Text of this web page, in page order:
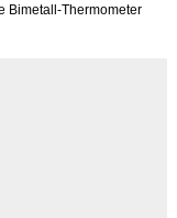
Bimetall-Thermometer